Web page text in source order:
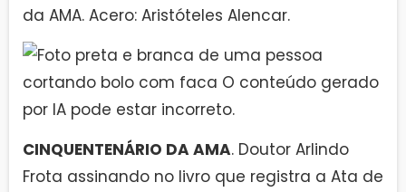
da AMA. Acero: Aristóteles Alencar.
CINQUENTENÁRIO DA AMA. Doutor Arlindo
Frota assinando no livro que registra a Ata de